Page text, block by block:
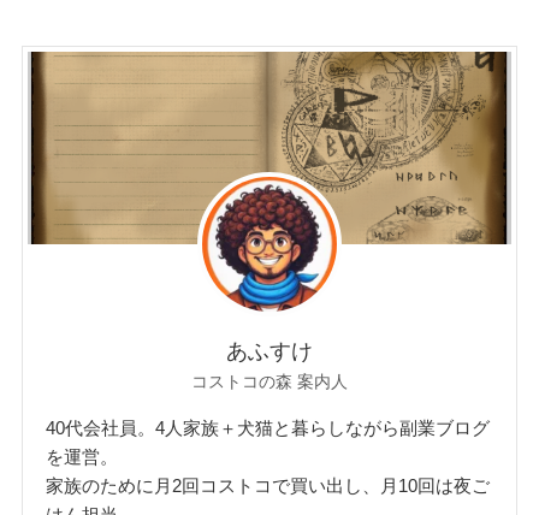
あふすけ
コストコの森 案内人
40代会社員。4人家族＋犬猫と暮らしながら副業ブログ
を運営。
家族のために月2回コストコで買い出し、月10回は夜ご